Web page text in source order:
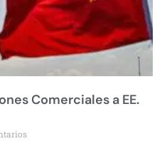
Comerciales a EE.